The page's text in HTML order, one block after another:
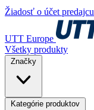
Žiadosť o účet predajcu
UTT Europe
Všetky produkty
Značky
Kategórie produktov